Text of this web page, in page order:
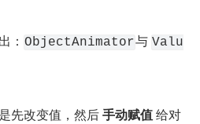
： ObjectAnimator与 Valu
先改变值，然后 手动赋值 给对